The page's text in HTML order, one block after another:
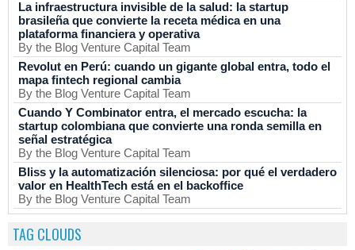
La infraestructura invisible de la salud: la startup
brasileña que convierte la receta médica en una
plataforma financiera y operativa
By the Blog Venture Capital Team
Revolut en Perú: cuando un gigante global entra, todo el
mapa fintech regional cambia
By the Blog Venture Capital Team
Cuando Y Combinator entra, el mercado escucha: la
startup colombiana que convierte una ronda semilla en
señal estratégica
By the Blog Venture Capital Team
Bliss y la automatización silenciosa: por qué el verdadero
valor en HealthTech está en el backoffice
By the Blog Venture Capital Team
TAG CLOUDS